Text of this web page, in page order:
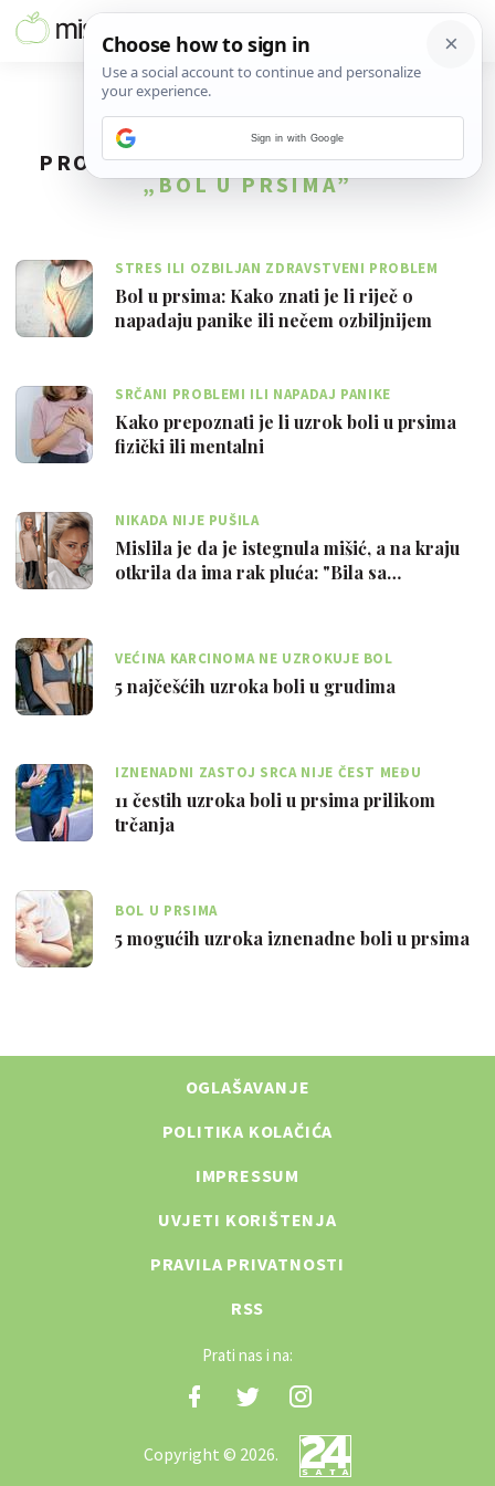
PRONAĐENO6REZULTATA ZA TAG
„BOL U PRSIMA”
STRES ILI OZBILJAN ZDRAVSTVENI PROBLEM
Bol u prsima: Kako znati je li riječ o
napadaju panike ili nečem ozbiljnijem
SRČANI PROBLEMI ILI NAPADAJ PANIKE
Kako prepoznati je li uzrok boli u prsima
fizički ili mentalni
NIKADA NIJE PUŠILA
Mislila je da je istegnula mišić, a na kraju
otkrila da ima rak pluća: "Bila sa…
VEĆINA KARCINOMA NE UZROKUJE BOL
5 najčešćih uzroka boli u grudima
IZNENADNI ZASTOJ SRCA NIJE ČEST MEĐU
TRKAČIMA
11 čestih uzroka boli u prsima prilikom
trčanja
BOL U PRSIMA
5 mogućih uzroka iznenadne boli u prsima
OGLAŠAVANJE
POLITIKA KOLAČIĆA
IMPRESSUM
UVJETI KORIŠTENJA
PRAVILA PRIVATNOSTI
RSS
Prati nas i na:
Copyright © 2026.
Sign in with Google